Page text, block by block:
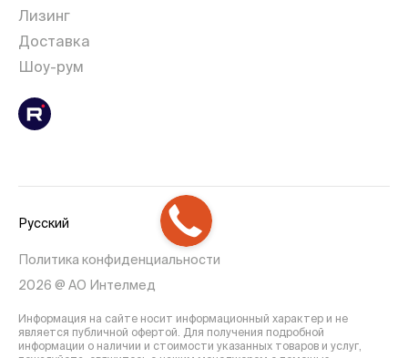
Лизинг
Доставка
Шоу-рум
Русский
Политика конфиденциальности
2026 @ АО Интелмед
Информация на сайте носит информационный характер и не
является публичной офертой. Для получения подробной
информации о наличии и стоимости указанных товаров и услуг,